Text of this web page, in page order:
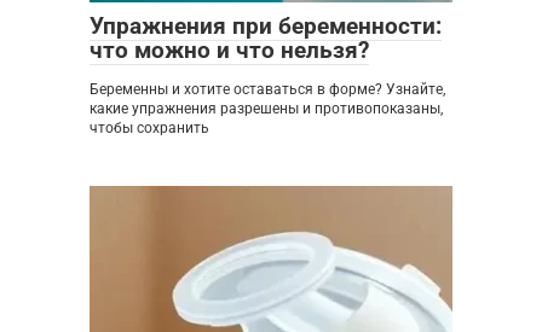
Упражнения при беременности:
что можно и что нельзя?
Беременны и хотите оставаться в форме? Узнайте,
какие упражнения разрешены и противопоказаны,
чтобы сохранить